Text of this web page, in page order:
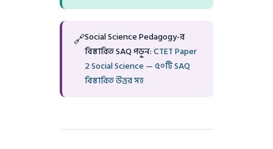
🔗Social Science Pedagogy-র
বিস্তারিত SAQ পড়ুন:CTET Paper
2 Social Science — ৫০টি SAQ
বিস্তারিত উত্তর সহ